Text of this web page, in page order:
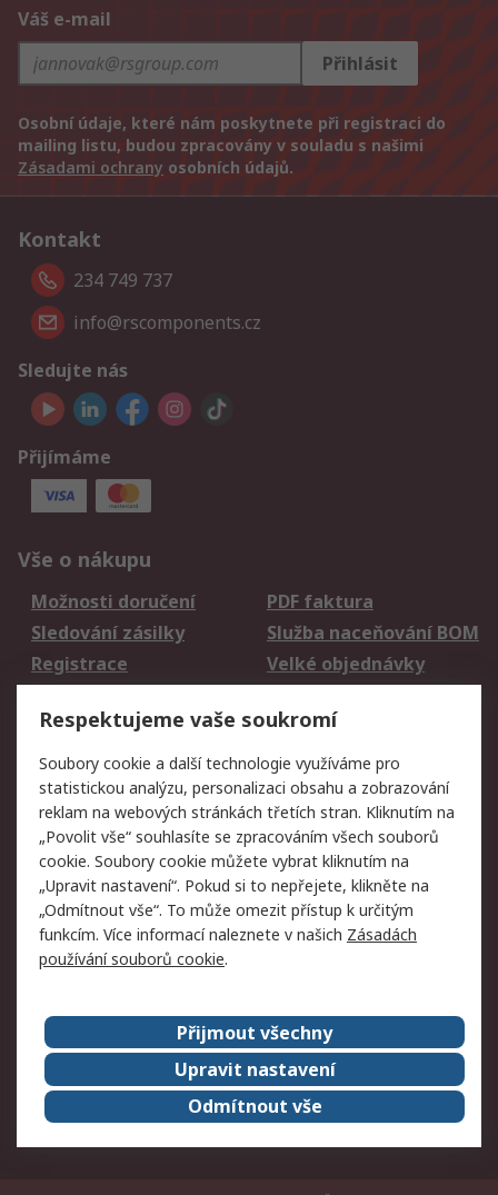
Váš e-mail
Přihlásit
Osobní údaje, které nám poskytnete při registraci do
mailing listu, budou zpracovány v souladu s našimi
Zásadami ochrany osobních údajů.
Kontakt
234 749 737
info@rscomponents.cz
Sledujte nás
Přijímáme
Vše o nákupu
Možnosti doručení
PDF faktura
Sledování zásilky
Služba naceňování BOM
Registrace
Velké objednávky
Právní
Autorská práva
Obchodní podmínky
společnosti RS
Prohlášení o ochraně
údajů
Zabezpečení
elektronické pošty
Zásady pro soubory
cookie
Zásady ochrany
osobních údajů
Kontakt
O naší společnosti
RS Group
Kariéra
Ocenění
ESG
Respektujeme vaše soukromí
Soubory cookie a další technologie využíváme pro
statistickou analýzu, personalizaci obsahu a zobrazování
reklam na webových stránkách třetích stran. Kliknutím na
„Povolit vše“ souhlasíte se zpracováním všech souborů
cookie. Soubory cookie můžete vybrat kliknutím na
„Upravit nastavení“. Pokud si to nepřejete, klikněte na
„Odmítnout vše“. To může omezit přístup k určitým
funkcím. Více informací naleznete v našich Zásadách
používání souborů cookie.
Přijmout všechny
Upravit nastavení
Odmítnout vše